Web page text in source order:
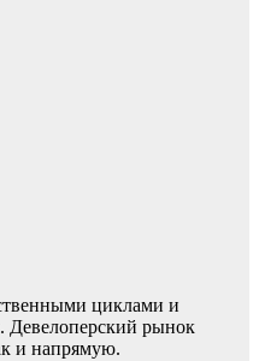
циклами и
Девелоперский рынок
и напрямую.